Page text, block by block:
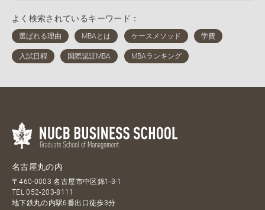
よく検索されているキーワード：
名古屋丸の内
〒460-0003 名古屋市中区錦1-3-1
TEL052-203-8111
地下鉄丸の内駅6番出口徒歩3分